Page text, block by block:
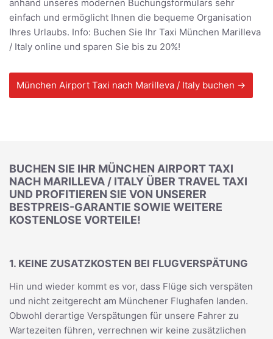
anhand unseres modernen Buchungsformulars sehr
einfach und ermöglicht Ihnen die bequeme Organisation
Ihres Urlaubs. Info: Buchen Sie Ihr Taxi München Marilleva
/ Italy online und sparen Sie bis zu 20%!
München Airport Taxi nach Marilleva / Italy buchen →
BUCHEN SIE IHR MÜNCHEN AIRPORT TAXI
NACH MARILLEVA / ITALY ÜBER TRAVEL TAXI
UND PROFITIEREN SIE VON UNSERER
BESTPREIS-GARANTIE SOWIE WEITERE
KOSTENLOSE VORTEILE!
1. KEINE ZUSATZKOSTEN BEI FLUGVERSPÄTUNG
Hin und wieder kommt es vor, dass Flüge sich verspäten
und nicht zeitgerecht am Münchener Flughafen landen.
Obwohl derartige Verspätungen für unsere Fahrer zu
Wartezeiten führen, verrechnen wir keine zusätzlichen